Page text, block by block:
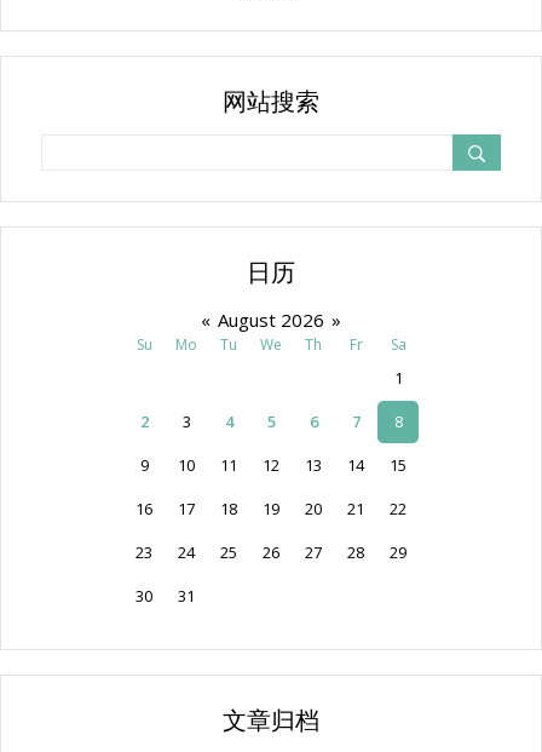
网站搜索
日历
« August 2026 »
Su Mo Tu We Th Fr Sa
1
2
3 4 5 6 7
8
9
10 11 12 13 14
15
16
17 18 19 20 21
22
23
24 25 26 27 28
29
30
31
文章归档